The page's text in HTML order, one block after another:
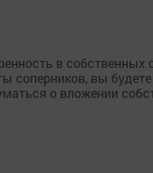
в собственных
соперников, вы
о вложении